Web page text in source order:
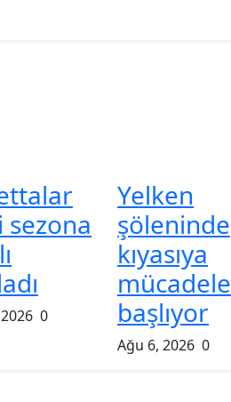
sezona
0
Yelken
şöleninde
kıyasıya
mücadele
başlıyor
Ağu 6, 2026 0